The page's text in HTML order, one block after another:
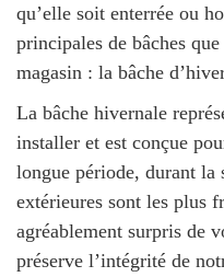
qu’elle soit enterrée ou
principales de bâches
magasin : la bâche
La bâche hivernale
installer et est conçue
longue période, durant la
extérieures sont les plus
agréablement surpris de
préserve l’intégrité de